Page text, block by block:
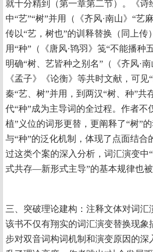
就十分精到（第一章第二节）。《诗
中“艺”“树”并用（《齐风·南山》“艺
传以“艺，树也”的训释替换（同上传
用“种”（《唐风·鸨羽》笺“不能播种
明确“树、艺皆种之别名”（《齐风·
《孟子》《论衡》等共时文献，可见
秦“艺、树”并用，到两汉“树、种”共
代“种”成为主导词的全过程。作者不
植”义位的词形更替，更阐释了“树”
与“种”的泛化机制，体现了点面结合
过这类个案的深入分析，词汇演变
式共存—新形式主导”的基本规律也被
三、突破理论建构：注释文体对词汇
该书不仅有翔实的词汇演变替换现象
步对双音词构词机制和演变原因的深